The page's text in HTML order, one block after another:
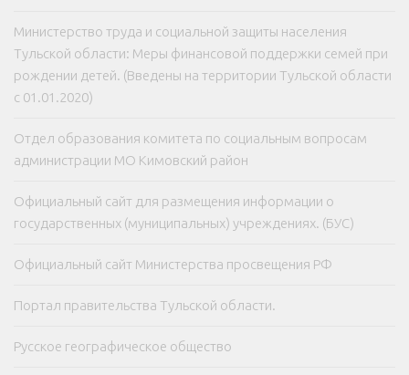
Министерство труда и социальной защиты населения
Тульской области: Меры финансовой поддержки семей при
рождении детей. (Введены на территории Тульской области
с 01.01.2020)
Отдел образования комитета по социальным вопросам
администрации МО Кимовский район
Официальный сайт для размещения информации о
государственных (муниципальных) учреждениях. (БУС)
Официальный сайт Министерства просвещения РФ
Портал правительства Тульской области.
Русское географическое общество